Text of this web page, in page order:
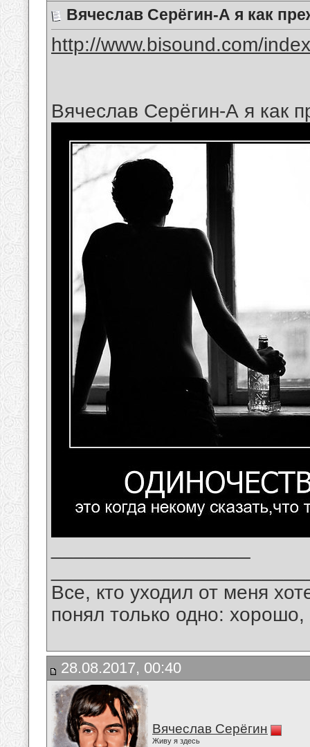
Вячеслав Серёгин-А я как
http://www.bisound.com/
Вячеслав Серёгин-А я как
Все, кто уходил от меня
понял только одно:
28.08.2017, 00:40
Вячеслав Серёгин
Живу я здесь